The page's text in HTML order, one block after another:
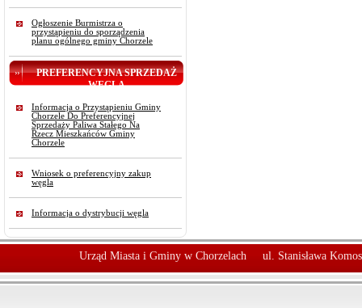
Ogłoszenie Burmistrza o
przystąpieniu do sporządzenia
planu ogólnego gminy Chorzele
PREFERENCYJNA SPRZEDAŻ
WĘGLA
Informacja o Przystąpieniu Gminy
Chorzele Do Preferencyjnej
Sprzedaży Paliwa Stałego Na
Rzecz Mieszkańców Gminy
Chorzele
Wniosek o preferencyjny zakup
węgla
Informacja o dystrybucji węgla
Urząd Miasta i Gminy w Chorzelach ul. Stanisława